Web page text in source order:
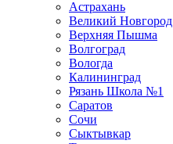
Астрахань
Великий Новгород
Верхняя Пышма
Волгоград
Вологда
Калининград
Рязань Школа №1
Саратов
Сочи
Сыктывкар